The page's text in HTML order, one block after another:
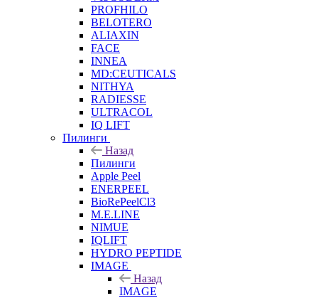
PROFHILO
BELOTERO
ALIAXIN
FACE
INNEA
MD:CEUTICALS
NITHYA
RADIESSE
ULTRACOL
IQ LIFT
Пилинги
Назад
Пилинги
Apple Peel
ENERPEEL
BioRePeelCl3
M.E.LINE
NIMUE
IQLIFT
HYDRO PEPTIDE
IMAGE
Назад
IMAGE